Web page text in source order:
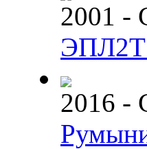
2001 -
2016 -